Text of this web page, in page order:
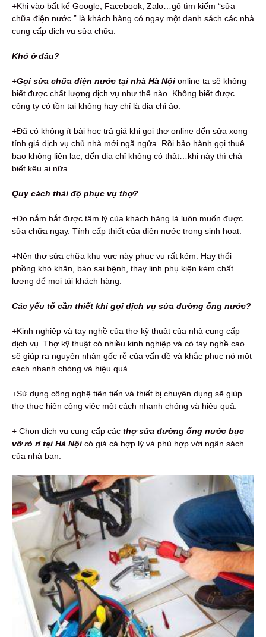
+Khi vào bất kể Google, Facebook, Zalo…gõ tìm kiếm “sửa
chữa điện nước ” là khách hàng có ngay một danh sách các nhà
cung cấp dịch vụ sửa chữa.
Khó ở đâu?
+Gọi sửa chữa điện nước tại nhà Hà Nội online ta sẽ không
biết được chất lượng dịch vụ như thế nào. Không biết được
công ty có tồn tại không hay chỉ là địa chỉ ảo.
+Đã có không ít bài học trả giá khi gọi thợ online đến sửa xong
tính giá dịch vụ chủ nhà mới ngã ngửa. Rồi bảo hành gọi thuê
bao không liên lạc, đến địa chỉ không có thật…khi này thì chả
biết kêu ai nữa.
Quy cách thái độ phục vụ thợ?
+Do nắm bắt được tâm lý của khách hàng là luôn muốn được
sửa chữa ngay. Tính cấp thiết của điện nước trong sinh hoạt.
+Nên thợ sửa chữa khu vực này phục vụ rất kém. Hay thổi
phồng khó khăn, báo sai bệnh, thay linh phụ kiện kém chất
lượng để moi túi khách hàng.
Các yếu tố cần thiết khi gọi dịch vụ sửa đường ống nước?
+Kinh nghiệp và tay nghề của thợ kỹ thuật của nhà cung cấp
dịch vụ. Thợ kỹ thuật có nhiều kinh nghiệp và có tay nghề cao
sẽ giúp ra nguyên nhân gốc rễ của vấn đề và khắc phục nó một
cách nhanh chóng và hiệu quả.
+Sử dụng công nghệ tiên tiến và thiết bị chuyên dụng sẽ giúp
thợ thực hiện công việc một cách nhanh chóng và hiệu quả.
+ Chọn dịch vụ cung cấp các thợ sửa đường ống nước bục
vỡ rò rỉ tại Hà Nội có giá cả hợp lý và phù hợp với ngân sách
của nhà bạn.